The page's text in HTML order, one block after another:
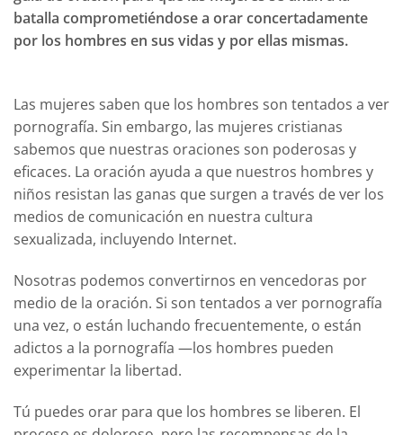
batalla comprometiéndose a orar concertadamente
por los hombres en sus vidas y por ellas mismas.
Las mujeres saben que los hombres son tentados a ver
pornografía. Sin embargo, las mujeres cristianas
sabemos que nuestras oraciones son poderosas y
eficaces. La oración ayuda a que nuestros hombres y
niños resistan las ganas que surgen a través de ver los
medios de comunicación en nuestra cultura
sexualizada, incluyendo Internet.
Nosotras podemos convertirnos en vencedoras por
medio de la oración. Si son tentados a ver pornografía
una vez, o están luchando frecuentemente, o están
adictos a la pornografía —los hombres pueden
experimentar la libertad.
Tú puedes orar para que los hombres se liberen. El